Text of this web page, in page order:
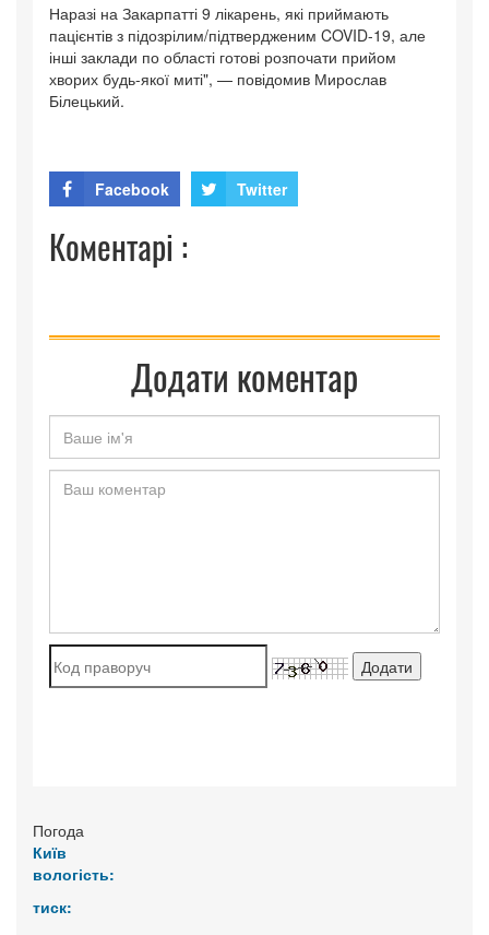
Наразі на Закарпатті 9 лікарень, які приймають
пацієнтів з підозрілим/підтвердженим COVID-19, але
інші заклади по області готові розпочати прийом
хворих будь-якої миті", — повідомив Мирослав
Білецький.
Facebook Twitter
Коментарі :
Додати коментар
Погода
Київ
вологість:
тиск: